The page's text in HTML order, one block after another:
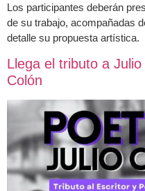
Los participantes deberán
de su trabajo, acompañadas
detalle su propuesta artística.
Llega el tributo a
Colón